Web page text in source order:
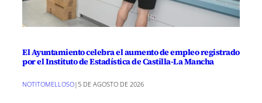
El Ayuntamiento celebra el aumento de empleo registrado
por el Instituto de Estadística de Castilla-La Mancha
NOTITOMELLOSO| 5 DE AGOSTO DE 2026